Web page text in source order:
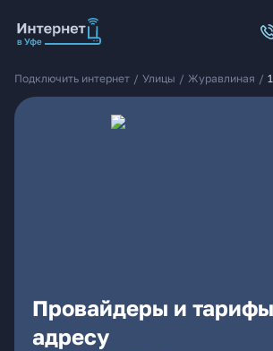
Подключить интернет / Улицы / Журавлиная /
Провайдеры и
адресу